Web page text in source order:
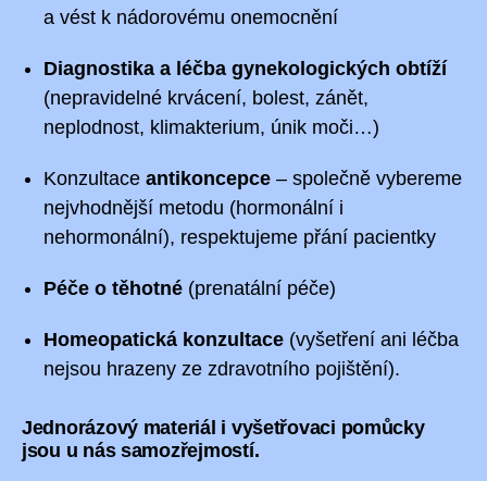
a vést k nádorovému onemocnění
Diagnostika a léčba gynekologických obtíží
(nepravidelné krvácení, bolest, zánět,
neplodnost, klimakterium, únik moči…)
Konzultace antikoncepce – společně vybereme
nejvhodnější metodu (hormonální i
nehormonální), respektujeme přání pacientky
Péče o těhotné (prenatální péče)
Homeopatická konzultace (vyšetření ani léčba
nejsou hrazeny ze zdravotního pojištění).
Jednorázový materiál i vyšetřovaci pomůcky
jsou u nás samozřejmostí.